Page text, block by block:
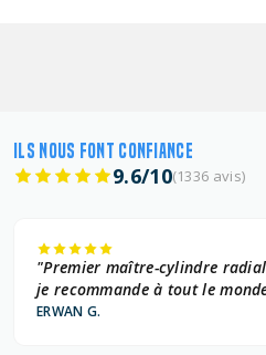
ILS NOUS FONT CONFIANCE
9.6/10(1336 avis)
"Premier maître-cylindre
je recommande à tout le
ERWAN G.